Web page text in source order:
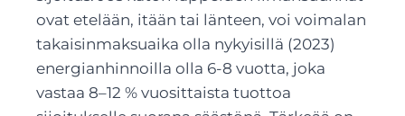
ovat etelään, itään tai länteen, voi voimalan
takaisinmaksuaika olla nykyisillä (2023)
energianhinnoilla olla 6-8 vuotta, joka
vastaa 8–12 % vuosittaista tuottoa